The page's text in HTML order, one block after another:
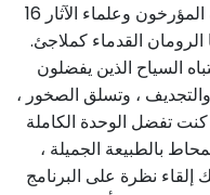
اليوم هي منطقة محمية ، وقد اكتشف المؤرخون وعلماء الآثار 16
الرومان القدماء كملاجئ.
السياح الذين يفضلون
، وتسلق الصخور ،
تفضل الوحدة الكاملة
بالطبيعة الجميلة ،
إلقاء نظرة على البرنامج